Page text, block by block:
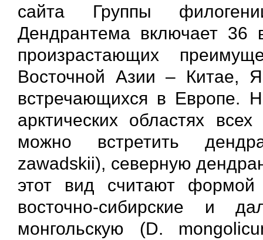
сайта Группы
Дендрантема включает
произрастающих
Восточной Азии – Китае,
встречающихся в Европе.
арктических областях
можно встретить
zawadskii), северную
этот вид считают
восточно-сибирские и
монгольскую (D.